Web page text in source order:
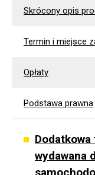
Skrócony opis
Termin i miejsce
Opłaty
Podstawa prawna
wydawana